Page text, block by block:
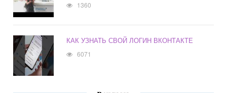
1360
КАК УЗНАТЬ СВОЙ ЛОГИН ВКОНТАКТЕ
6071